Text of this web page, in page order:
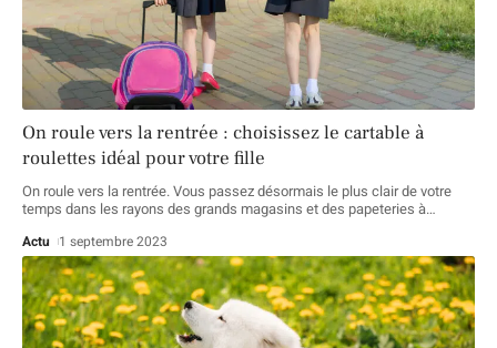
On roule vers la rentrée : choisissez le cartable à
roulettes idéal pour votre fille
On roule vers la rentrée. Vous passez désormais le plus clair de votre
temps dans les rayons des grands magasins et des papeteries à…
Actu 1 septembre 2023